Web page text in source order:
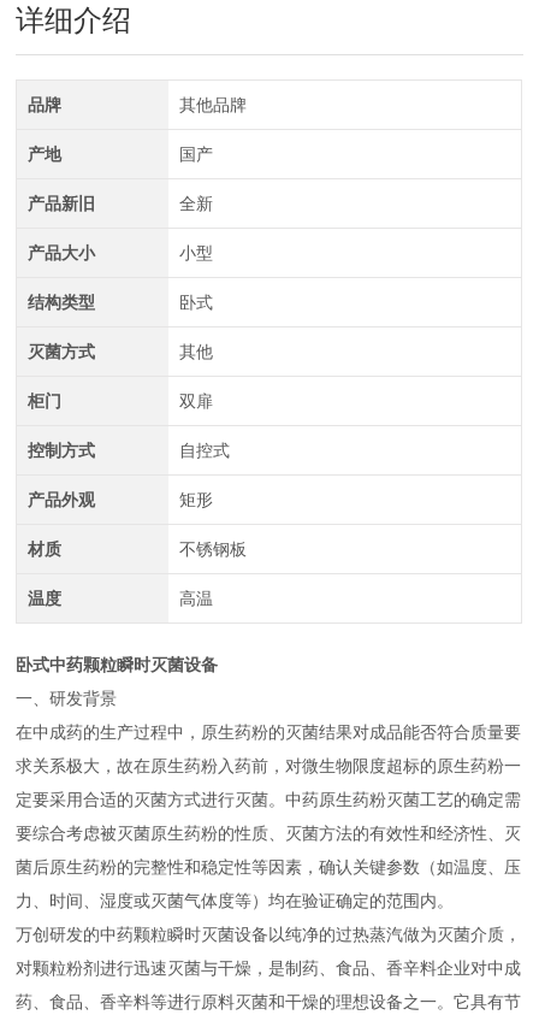
详细介绍
品牌 其他品牌
产地 国产
产品新旧 全新
产品大小 小型
结构类型 卧式
灭菌方式 其他
柜门 双扉
控制方式 自控式
产品外观 矩形
材质 不锈钢板
温度 高温
卧式中药颗粒瞬时灭菌设备
一、研发背景
在中成药的生产过程中，原生药粉的灭菌结果对成品能否符合质量要
求关系极大，故在原生药粉入药前，对微生物限度超标的原生药粉一
定要采用合适的灭菌方式进行灭菌。中药原生药粉灭菌工艺的确定需
要综合考虑被灭菌原生药粉的性质、灭菌方法的有效性和经济性、灭
菌后原生药粉的完整性和稳定性等因素，确认关键参数（如温度、压
力、时间、湿度或灭菌气体度等）均在验证确定的范围内。
万创研发的中药颗粒瞬时灭菌设备以纯净的过热蒸汽做为灭菌介质，
对颗粒粉剂进行迅速灭菌与干燥，是制药、食品、香辛料企业对中成
药、食品、香辛料等进行原料灭菌和干燥的理想设备之一。它具有节